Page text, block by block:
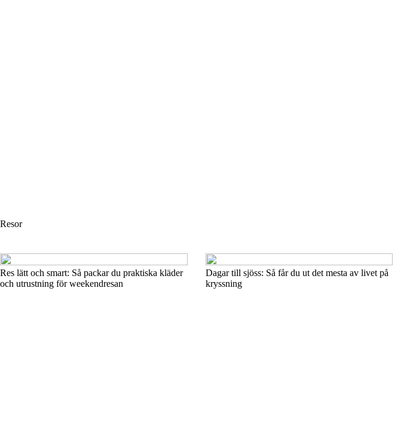
Resor
Res lätt och smart: Så packar du praktiska kläder
och utrustning för weekendresan
Dagar till sjöss: Så får du ut det mesta av livet på
kryssning